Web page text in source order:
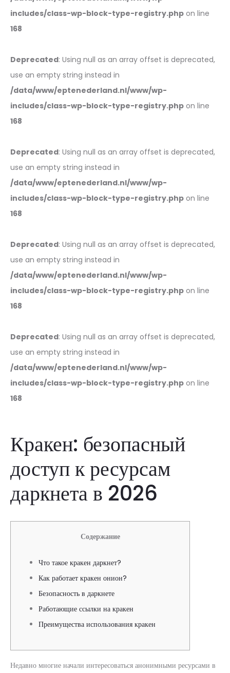
includes/class-wp-block-type-registry.php on line
168
Deprecated: Using null as an array offset is deprecated,
use an empty string instead in
/data/www/eptenederland.nl/www/wp-
includes/class-wp-block-type-registry.php on line
168
Deprecated: Using null as an array offset is deprecated,
use an empty string instead in
/data/www/eptenederland.nl/www/wp-
includes/class-wp-block-type-registry.php on line
168
Deprecated: Using null as an array offset is deprecated,
use an empty string instead in
/data/www/eptenederland.nl/www/wp-
includes/class-wp-block-type-registry.php on line
168
Deprecated: Using null as an array offset is deprecated,
use an empty string instead in
/data/www/eptenederland.nl/www/wp-
includes/class-wp-block-type-registry.php on line
168
Кракен: безопасный
доступ к ресурсам
даркнета в 2026
Содержание
Что такое кракен даркнет?
Как работает кракен онион?
Безопасность в даркнете
Работающие ссылки на кракен
Преимущества использования кракен
Недавно многие начали интересоваться анонимными ресурсами в